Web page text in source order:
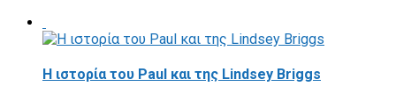
Η ιστορία του Paul και της Lindsey Briggs